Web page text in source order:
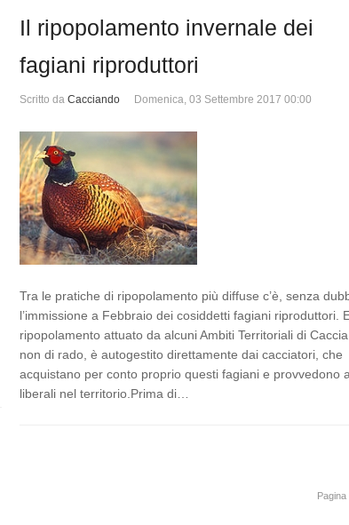
Il ripopolamento invernale dei
fagiani riproduttori
Scritto daCacciando Domenica, 03 Settembre 2017 00:00
Tra le pratiche di ripopolamento più diffuse c’è, senza
l’immissione a Febbraio dei cosiddetti fagiani riproduttori.
ripopolamento attuato da alcuni Ambiti Territoriali di Caccia
non di rado, è autogestito direttamente dai cacciatori, che
acquistano per conto proprio questi fagiani e provvedono a
liberali nel territorio.Prima di…
Pagina